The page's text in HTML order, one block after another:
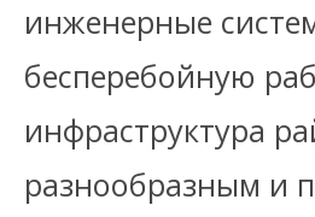
инженерные
бесперебойную
инфраструктура
разнообразным и